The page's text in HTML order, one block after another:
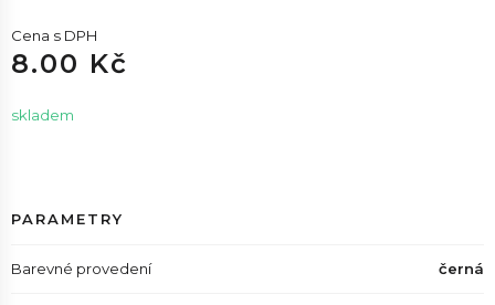
Cena s DPH
8.00 Kč
skladem
PARAMETRY
Barevné provedení černá